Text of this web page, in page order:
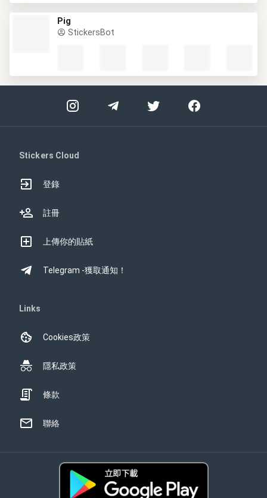
Pig
StickersBot
Stickers Cloud
登錄
註冊
上傳你的貼紙
Telegram -獲取通知！
Links
Cookies政策
隱私政策
條款
聯絡